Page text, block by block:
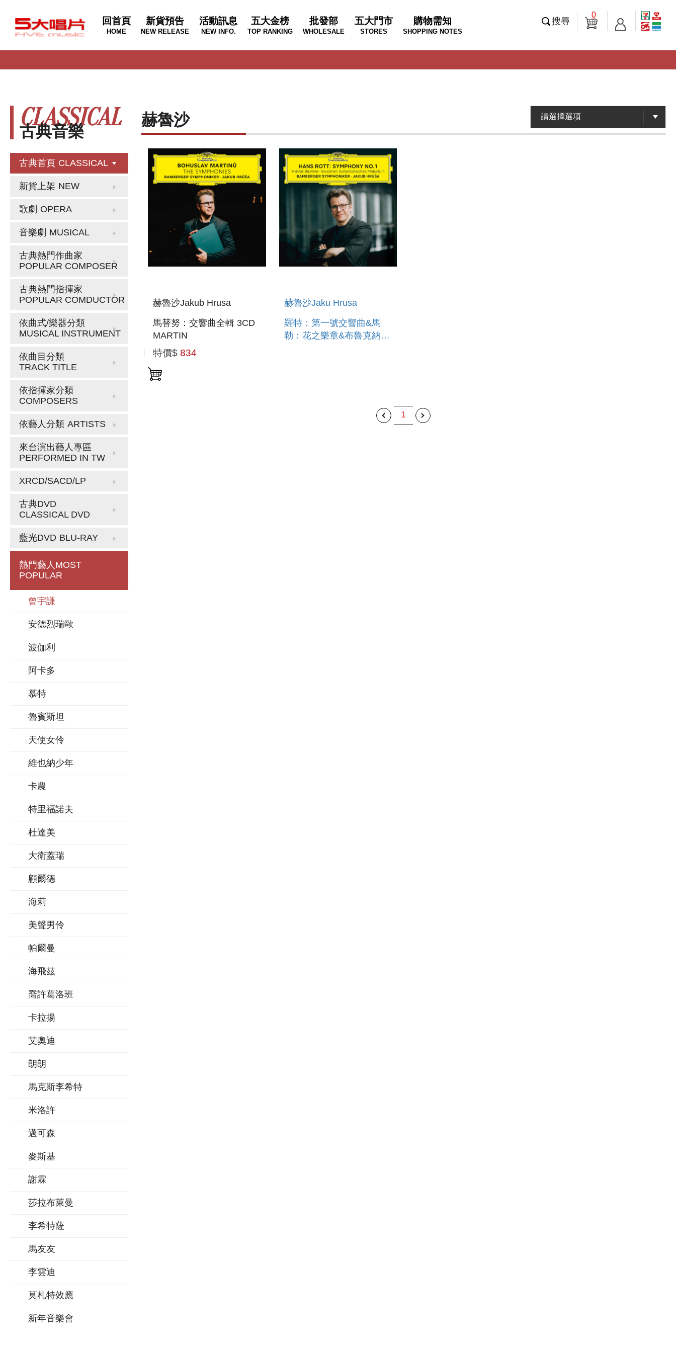
回首頁
HOME
新貨預告
NEW RELEASE
活動訊息
NEW INFO.
五大金榜
TOP RANKING
批發部
WHOLESALE
五大門市
STORES
購物需知
SHOPPING NOTES
搜尋
0
古典音樂
CLASSICAL
古典首頁 CLASSICAL
新貨上架 NEW
歌劇 OPERA
音樂劇 MUSICAL
古典熱門作曲家
POPULAR COMPOSER
古典熱門指揮家
POPULAR COMDUCTOR
依曲式/樂器分類
MUSICAL INSTRUMENT
依曲目分類
TRACK TITLE
依指揮家分類
COMPOSERS
依藝人分類 ARTISTS
來台演出藝人專區
PERFORMED IN TW
XRCD/SACD/LP
古典DVD
CLASSICAL DVD
藍光DVD BLU-RAY
熱門藝人 MOST
POPULAR
曾宇謙
安德烈瑞歐
波伽利
阿卡多
慕特
魯賓斯坦
天使女伶
維也納少年
卡農
特里福諾夫
杜達美
大衛蓋瑞
顧爾德
海莉
美聲男伶
帕爾曼
海飛茲
喬許葛洛班
卡拉揚
艾奧迪
朗朗
馬克斯李希特
米洛許
邁可森
麥斯基
謝霖
莎拉布萊曼
李希特薩
馬友友
李雲迪
莫札特效應
新年音樂會
赫魯沙
赫魯沙Jakub Hrusa
馬替努：交響曲全輯 3CD
MARTIN
特價$ 834
赫魯沙Jaku Hrusa
羅特：第一號交響曲&馬
勒：花之樂章&布魯克納：
1